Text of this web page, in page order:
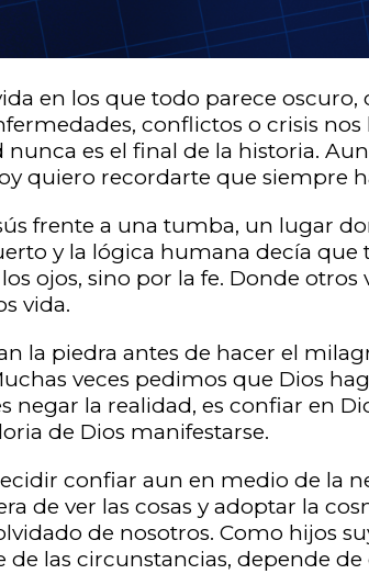
en los que todo parece oscuro,
conflictos o crisis
es el final de la historia.
quiero recordarte que siempre
frente a una tumba, un lugar
y la lógica humana decía que
ojos, sino por la fe. Donde
vida.
la piedra antes de hacer el
veces pedimos que Dios
negar la realidad, es confiar en
de Dios manifestarse.
confiar aun en medio de la
de ver las cosas y adoptar la
de nosotros. Como hijos
de las circunstancias, depende